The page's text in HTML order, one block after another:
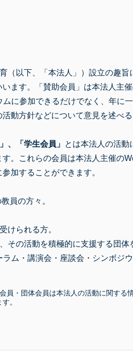
（以下、「本法人」）設立の趣旨
ます。「賛助会員」は本法人主
に参加できるだけでなく、年に
動方針などについて意見を述べる
、「学生会員」 とは本法人の活動
。これらの会員は本法人主催の
加することができます。
員の方々。
けられる方。
その活動を積極的に支援する団体
ム・講演会・座談会・シンボジ
員・団体会員は本法人の活動に関する
。